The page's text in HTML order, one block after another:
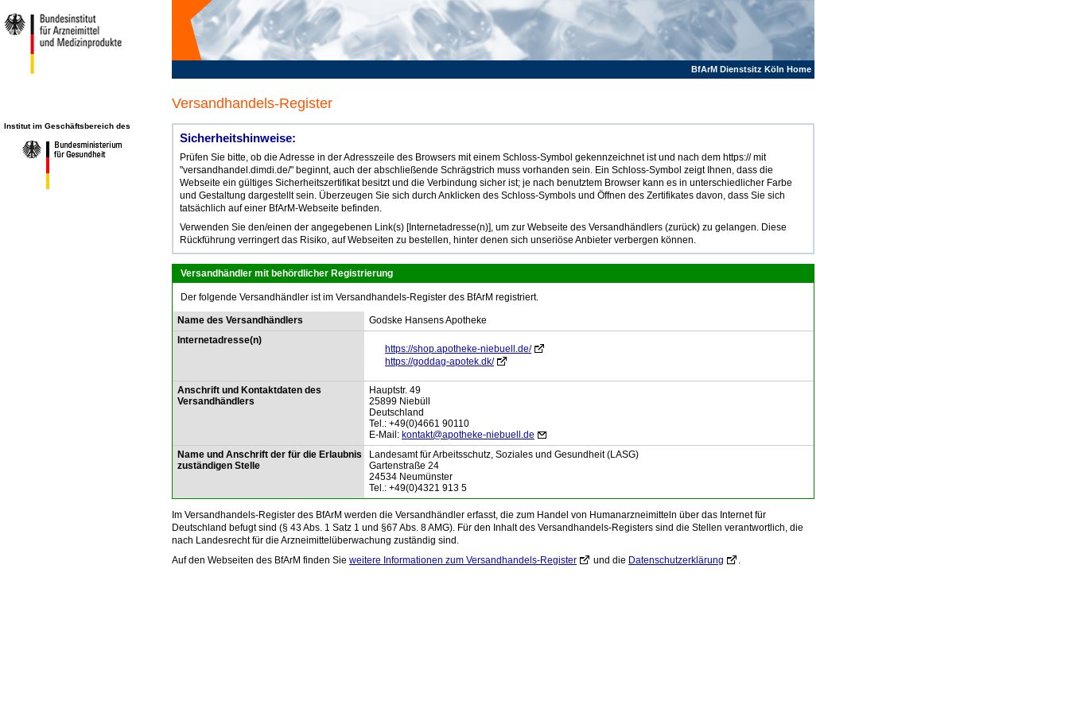
BfArM Dienstsitz Köln Home
Institut im Geschäftsbereich des
Versandhandels-Register
Sicherheitshinweise:
Prüfen Sie bitte, ob die Adresse in der Adresszeile des Browsers mit einem Schloss-Symbol gekennzeichnet ist und nach dem https:// mit
"versandhandel.dimdi.de/" beginnt, auch der abschließende Schrägstrich muss vorhanden sein. Ein Schloss-Symbol zeigt Ihnen, dass die
Webseite ein gültiges Sicherheitszertifikat besitzt und die Verbindung sicher ist; je nach benutztem Browser kann es in unterschiedlicher Farbe
und Gestaltung dargestellt sein. Überzeugen Sie sich durch Anklicken des Schloss-Symbols und Öffnen des Zertifikates davon, dass Sie sich
tatsächlich auf einer BfArM-Webseite befinden.
Verwenden Sie den/einen der angegebenen Link(s) [Internetadresse(n)], um zur Webseite des Versandhändlers (zurück) zu gelangen. Diese
Rückführung verringert das Risiko, auf Webseiten zu bestellen, hinter denen sich unseriöse Anbieter verbergen können.
Versandhändler mit behördlicher Registrierung
Der folgende Versandhändler ist im Versandhandels-Register des BfArM registriert.
Name des Versandhändlers
Godske Hansens Apotheke
Internetadresse(n)
https://shop.apotheke-niebuell.de/
https://goddag-apotek.dk/
Anschrift und Kontaktdaten des
Versandhändlers
Hauptstr. 49
25899 Niebüll
Deutschland
Tel.: +49(0)4661 90110
E-Mail: kontakt@apotheke-niebuell.de
Name und Anschrift der für die Erlaubnis
zuständigen Stelle
Landesamt für Arbeitsschutz, Soziales und Gesundheit (LASG)
Gartenstraße 24
24534 Neumünster
Tel.: +49(0)4321 913 5
Im Versandhandels-Register des BfArM werden die Versandhändler erfasst, die zum Handel von Humanarzneimitteln über das Internet für
Deutschland befugt sind (§ 43 Abs. 1 Satz 1 und §67 Abs. 8 AMG). Für den Inhalt des Versandhandels-Registers sind die Stellen verantwortlich, die
nach Landesrecht für die Arzneimittelüberwachung zuständig sind.
Auf den Webseiten des BfArM finden Sie weitere Informationen zum Versandhandels-Register und die Datenschutzerklärung .